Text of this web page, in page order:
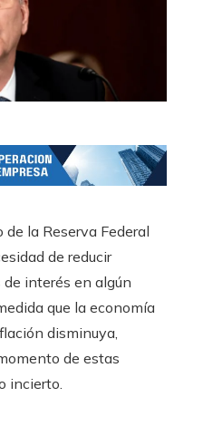
la Reserva Federal
de reducir
interés en algún
que la economía
disminuya,
de estas
incierto.